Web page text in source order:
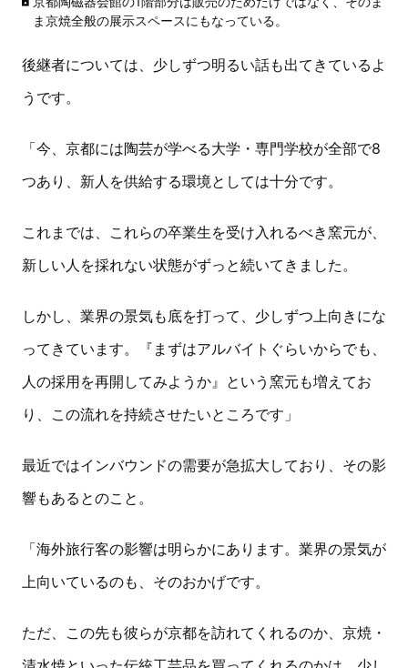
ま京焼全般の展示スペースにもなっている。
後継者については、少しずつ明るい話も出てきているよ
うです。
「今、京都には陶芸が学べる大学・専門学校が全部で8
つあり、新人を供給する環境としては十分です。
これまでは、これらの卒業生を受け入れるべき窯元が、
新しい人を採れない状態がずっと続いてきました。
しかし、業界の景気も底を打って、少しずつ上向きにな
ってきています。『まずはアルバイトぐらいからでも、
人の採用を再開してみようか』という窯元も増えてお
り、この流れを持続させたいところです」
最近ではインバウンドの需要が急拡大しており、その影
響もあるとのこと。
「海外旅行客の影響は明らかにあります。業界の景気が
上向いているのも、そのおかげです。
ただ、この先も彼らが京都を訪れてくれるのか、京焼・